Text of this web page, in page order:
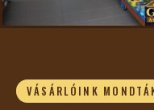
VÁSÁRLÓINK